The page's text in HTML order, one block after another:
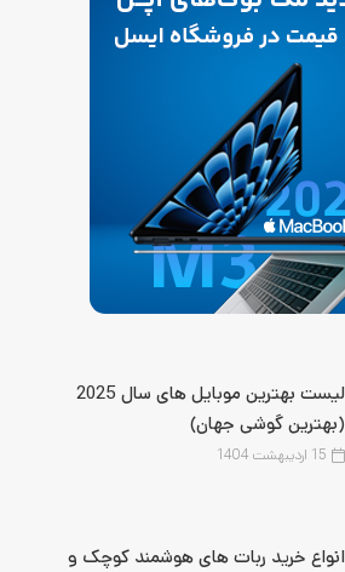
لیست بهترین موبایل‌ های سال 2025
(بهترین گوشی جهان)
15 اردیبهشت 1404
انواع خرید ربات های هوشمند کوچک و